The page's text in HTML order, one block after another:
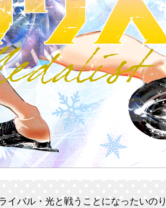
バル・光と戦うことになったいのり